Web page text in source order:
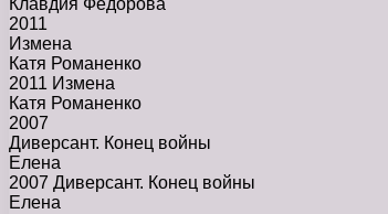
Клавдия Федорова
2011
Измена
Катя Романенко
2011 Измена
Катя Романенко
2007
Диверсант. Конец войны
Елена
2007 Диверсант. Конец войны
Елена